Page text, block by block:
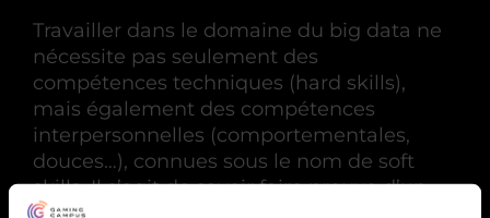
Travailler dans le domaine du big data ne
nécessite pas seulement des
compétences techniques (hard skills),
mais également des compétences
interpersonnelles (comportementales,
douces…), connues sous le nom de soft
skills. Il s’agit de savoir faire preuve d’un